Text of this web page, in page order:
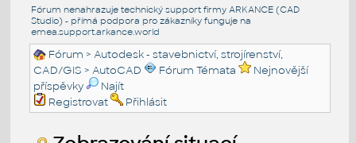
Fórum nenahrazuje technický support firmy ARKANCE (CAD
Studio) - přímá podpora pro zákazníky funguje na
emea.support.arkance.world
Fórum >Autodesk - stavebnictví, strojírenství,
CAD/GIS >AutoCAD Fórum Témata
Nejnovější
příspěvky
Najít
Registrovat
Přihlásit